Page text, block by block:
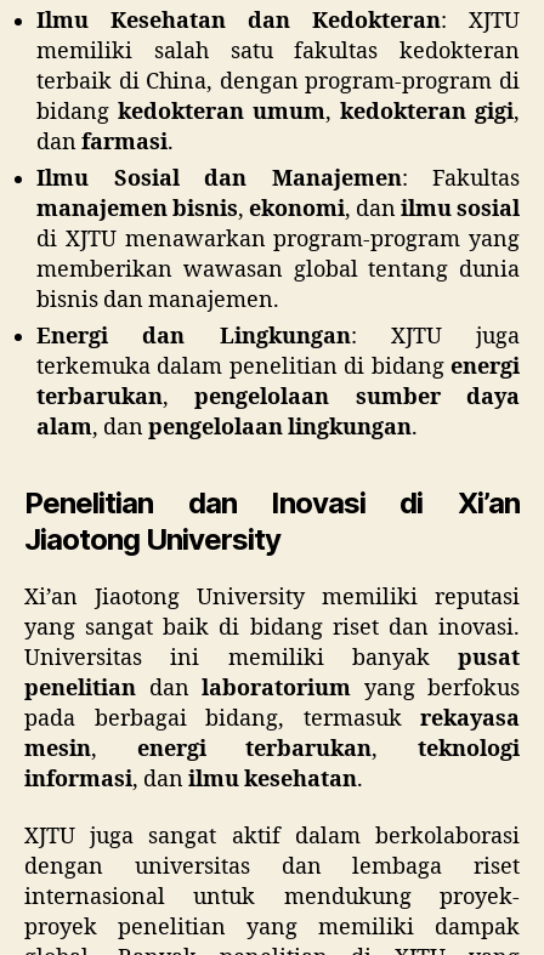
Ilmu Kesehatan dan Kedokteran: XJTU
memiliki salah satu fakultas kedokteran
terbaik di China, dengan program-program di
bidang kedokteran umum, kedokteran gigi,
danfarmasi.
Ilmu Sosial dan Manajemen: Fakultas
manajemen bisnis, ekonomi, danilmu sosial
di XJTU menawarkan program-program yang
memberikan wawasan global tentang dunia
bisnis dan manajemen.
Energi dan Lingkungan: XJTU juga
terkemuka dalam penelitian di bidang energi
terbarukan,pengelolaan sumber daya
alam, danpengelolaan lingkungan.
Penelitian dan Inovasi di Xi’an
Jiaotong University
Xi’an Jiaotong University memiliki reputasi
yang sangat baik di bidang riset dan inovasi.
Universitas ini memiliki banyak pusat
penelitian dan laboratorium yang berfokus
pada berbagai bidang, termasuk rekayasa
mesin, energi terbarukan,teknologi
informasi, danilmu kesehatan.
XJTU juga sangat aktif dalam berkolaborasi
dengan universitas dan lembaga riset
internasional untuk mendukung proyek-
proyek penelitian yang memiliki dampak